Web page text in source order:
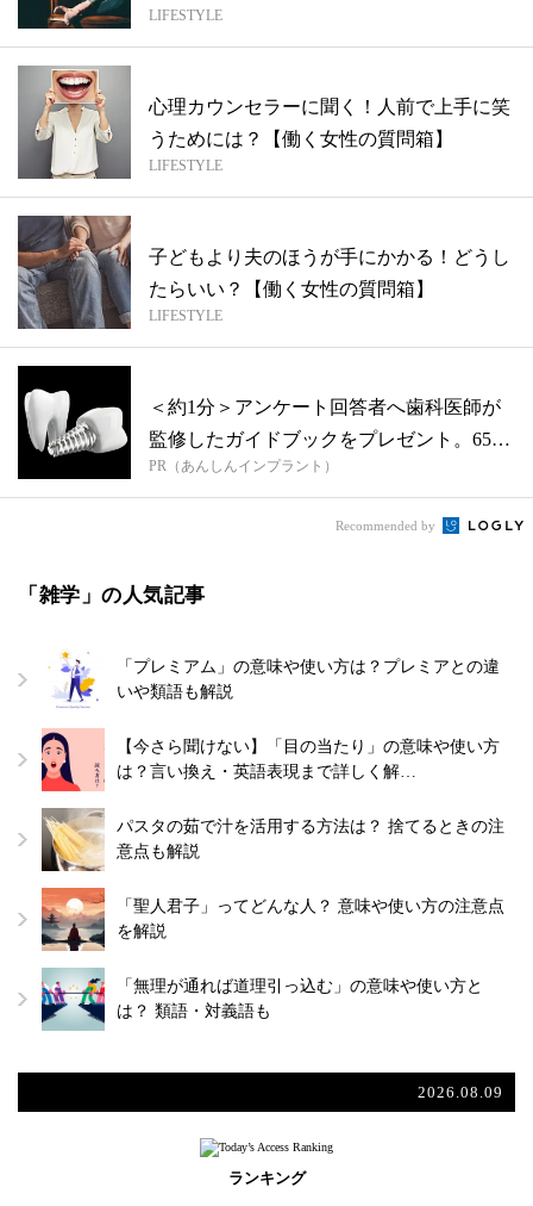
LIFESTYLE
心理カウンセラーに聞く！人前で上手に笑
うためには？【働く女性の質問箱】
LIFESTYLE
子どもより夫のほうが手にかかる！どうし
たらいい？【働く女性の質問箱】
LIFESTYLE
＜約1分＞アンケート回答者へ歯科医師が
監修したガイドブックをプレゼント。65歳
以...
PR（あんしんインプラント）
Recommended by
「雑学」の人気記事
「プレミアム」の意味や使い方は？プレミアとの違
いや類語も解説
【今さら聞けない】「目の当たり」の意味や使い方
は？言い換え・英語表現まで詳しく解…
パスタの茹で汁を活用する方法は？ 捨てるときの注
意点も解説
「聖人君子」ってどんな人？ 意味や使い方の注意点
を解説
「無理が通れば道理引っ込む」の意味や使い方と
は？ 類語・対義語も
2026.08.09
ランキング